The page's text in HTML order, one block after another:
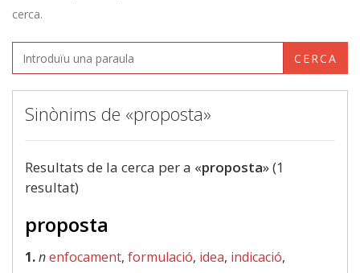
cerca.
CERCA
Sinònims de «proposta»
Resultats de la cerca per a «proposta» (1
resultat)
proposta
1.nenfocament, formulació, idea, indicació,